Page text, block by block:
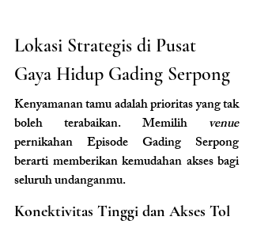
Lokasi Strategis di Pusat
Gaya Hidup Gading Serpong
Kenyamanan tamu adalah prioritas yang tak
boleh terabaikan. Memilih
venue
pernikahan Episode Gading Serpong
berarti memberikan kemudahan akses bagi
seluruh undanganmu.
Konektivitas Tinggi dan Akses Tol